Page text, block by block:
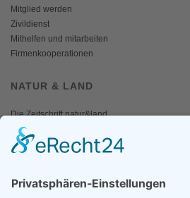
Mitglied werden
Zivildienst
Mithelfen und mitarbeiten
Firmenkooperationen
NATUR & LAND
Die Zeitschrift natur&land
Archiv
Mediadaten